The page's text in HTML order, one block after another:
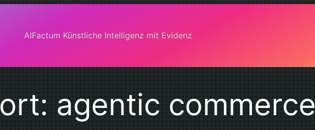
AIFactum Künstliche Intelligenz mit Evidenz
agentic commerce